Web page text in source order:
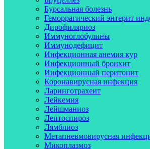
Бурсальная болезнь
Геморрагический энтерит
Дирофиляриоз
Иммуноглобулины
Иммунодефицит
Инфекционная анемия кур
Инфекционный бронхит
Инфекционный перитонит
Коронавирусная инфекция
Ларинготрахеит
Лейкемия
Лейшманиоз
Лептоспироз
Лямблиоз
Метапневмовирусная
Микоплазмоз